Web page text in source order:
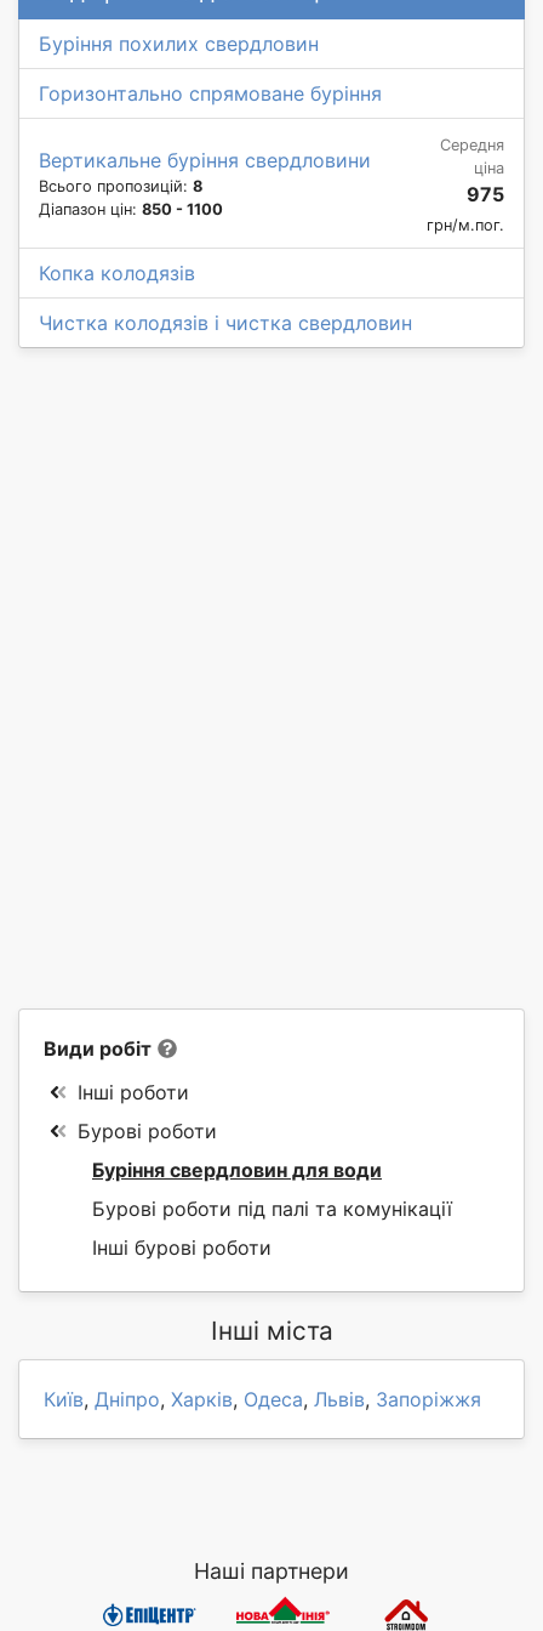
Буріння похилих свердловин
Горизонтально спрямоване буріння
Вертикальне буріння свердловини
Всього пропозицій: 8
Діапазон цін: 850 - 1100
Середня
ціна
975
грн/м.пог.
Копка колодязів
Чистка колодязів і чистка свердловин
Види робіт
Інші роботи
Бурові роботи
Буріння свердловин для води
Бурові роботи під палі та комунікації
Інші бурові роботи
Інші міста
Київ, Дніпро, Харків, Одеса, Львів, Запоріжжя
Наші партнери